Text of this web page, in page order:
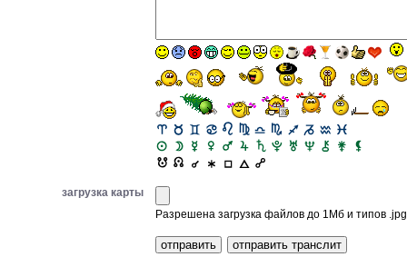
загрузка карты
Разрешена загрузка файлов до 1Мб и типов